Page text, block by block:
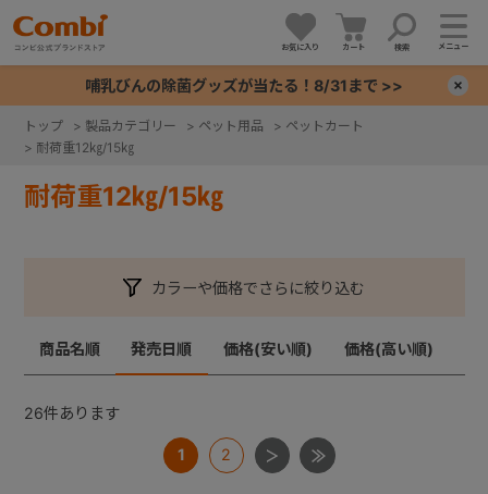
お気に入り カート 検索 メニュー
哺乳びんの除菌グッズが当たる！8/31まで >>
トップ > 製品カテゴリー > ペット用品 > ペットカート
> 耐荷重12㎏/15㎏
耐荷重12㎏/15㎏
カラーや価格でさらに絞り込む
商品名順 発売日順 価格(安い順) 価格(高い順)
26件あります
1 2